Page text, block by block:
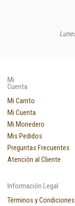
Mi
Cuenta
Mi Carrito
Mi Cuenta
Mi Monedero
Mis Pedidos
Preguntas Frecuentes
Atención al Cliente
Información Legal
Términos y Condiciones